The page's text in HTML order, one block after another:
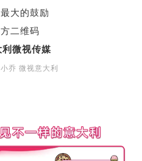
大的鼓励
二维码
利微视传媒
乔 微视意大利